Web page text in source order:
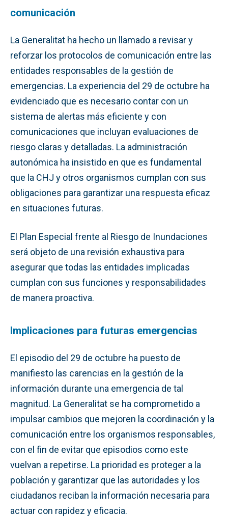
comunicación
La Generalitat ha hecho un llamado a revisar y
reforzar los protocolos de comunicación entre las
entidades responsables de la gestión de
emergencias. La experiencia del 29 de octubre ha
evidenciado que es necesario contar con un
sistema de alertas más eficiente y con
comunicaciones que incluyan evaluaciones de
riesgo claras y detalladas. La administración
autonómica ha insistido en que es fundamental
que la CHJ y otros organismos cumplan con sus
obligaciones para garantizar una respuesta eficaz
en situaciones futuras.
El Plan Especial frente al Riesgo de Inundaciones
será objeto de una revisión exhaustiva para
asegurar que todas las entidades implicadas
cumplan con sus funciones y responsabilidades
de manera proactiva.
Implicaciones para futuras emergencias
El episodio del 29 de octubre ha puesto de
manifiesto las carencias en la gestión de la
información durante una emergencia de tal
magnitud. La Generalitat se ha comprometido a
impulsar cambios que mejoren la coordinación y la
comunicación entre los organismos responsables,
con el fin de evitar que episodios como este
vuelvan a repetirse. La prioridad es proteger a la
población y garantizar que las autoridades y los
ciudadanos reciban la información necesaria para
actuar con rapidez y eficacia.